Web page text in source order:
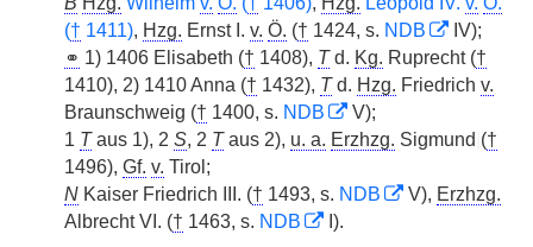
(† 1411), Hzg. Ernst I. v. Ö. († 1424, s. NDB
IV);
⚭ 1) 1406 Elisabeth († 1408), Td. Kg. Ruprecht (†
1410), 2) 1410 Anna († 1432), Td. Hzg. Friedrich v.
Braunschweig († 1400, s. NDB
V);
1 Taus 1), 2 S, 2 Taus 2), u. a. Erzhzg. Sigmund (†
1496), Gf. v. Tirol;
N Kaiser Friedrich III. († 1493, s. NDB V), Erzhzg.
Albrecht VI. († 1463, s. NDB I).